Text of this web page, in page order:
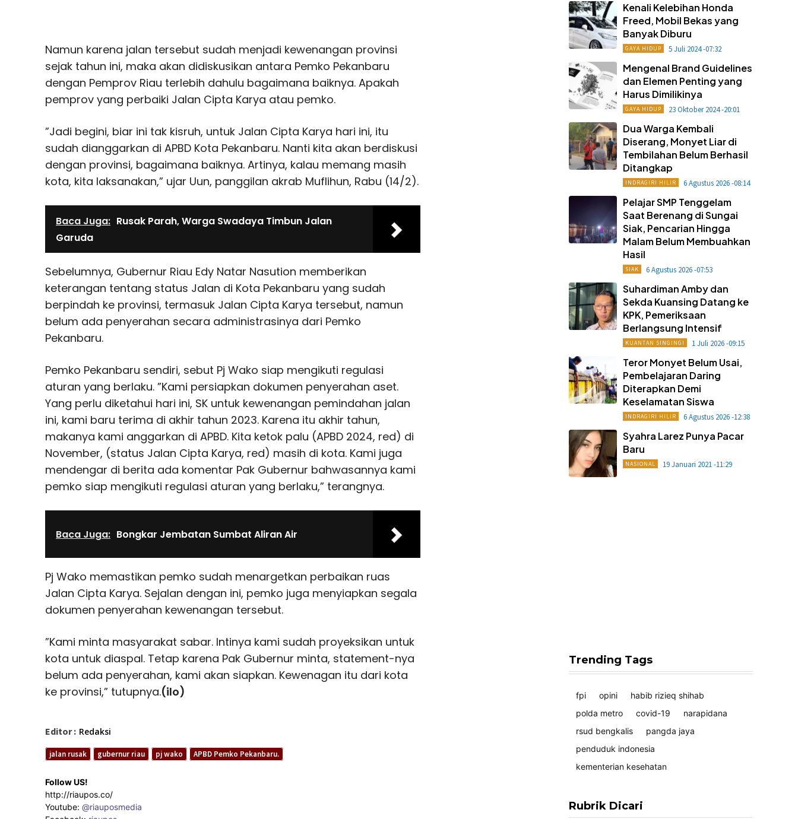
Namun karena jalan tersebut sudah menjadi kewenangan provinsi
sejak tahun ini, maka akan didiskusikan antara Pemko Pekanbaru
dengan Pemprov Riau terlebih dahulu bagaimana baiknya. Apakah
pemprov yang perbaiki Jalan Cipta Karya atau pemko.
”Jadi begini, biar ini tak kisruh, untuk Jalan Cipta Karya hari ini, itu
sudah dianggarkan di APBD Kota Pekanbaru. Nanti kita akan berdiskusi
dengan provinsi, bagaimana baiknya. Artinya, kalau memang masih
kota, kita laksanakan,” ujar Uun, panggilan akrab Muflihun, Rabu (14/2).
Baca Juga: Rusak Parah, Warga Swadaya Timbun Jalan
Garuda
Sebelumnya, Gubernur Riau Edy Natar Nasution memberikan
keterangan tentang status Jalan di Kota Pekanbaru yang sudah
berpindah ke provinsi, termasuk Jalan Cipta Karya tersebut, namun
belum ada penyerahan secara administrasinya dari Pemko
Pekanbaru.
Pemko Pekanbaru sendiri, sebut Pj Wako siap mengikuti regulasi
aturan yang berlaku. ”Kami persiapkan dokumen penyerahan aset.
Yang perlu diketahui hari ini, SK untuk kewenangan pemindahan jalan
ini, kami baru terima di akhir tahun 2023. Karena itu akhir tahun,
makanya kami anggarkan di APBD. Kita ketok palu (APBD 2024, red) di
November, (status Jalan Cipta Karya, red) masih di kota. Kami juga
mendengar di berita ada komentar Pak Gubernur bahwasannya kami
pemko siap mengikuti regulasi aturan yang berlaku,” terangnya.
Baca Juga: Bongkar Jembatan Sumbat Aliran Air
Pj Wako memastikan pemko sudah menargetkan perbaikan ruas
Jalan Cipta Karya. Sejalan dengan ini, pemko juga menyiapkan segala
dokumen penyerahan kewenangan tersebut.
”Kami minta masyarakat sabar. Intinya kami sudah proyeksikan untuk
kota untuk diaspal. Tetap karena Pak Gubernur minta, statement-nya
belum ada penyerahan, kami akan siapkan. Kewenagan itu dari kota
ke provinsi,” tutupnya.(ilo)
Editor : Redaksi
jalan rusak gubernur riau pj wako APBD Pemko Pekanbaru.
Follow US!
http://riaupos.co/
Youtube: @riauposmedia
Kenali Kelebihan Honda
Freed, Mobil Bekas yang
Banyak Diburu
GAYA HIDUP 5 Juli 2024 -07:32
Mengenal Brand Guidelines
dan Elemen Penting yang
Harus Dimilikinya
GAYA HIDUP 23 Oktober 2024 -20:01
Dua Warga Kembali
Diserang, Monyet Liar di
Tembilahan Belum Berhasil
Ditangkap
INDRAGIRI HILIR 6 Agustus 2026 -08:14
Pelajar SMP Tenggelam
Saat Berenang di Sungai
Siak, Pencarian Hingga
Malam Belum Membuahkan
Hasil
SIAK 6 Agustus 2026 -07:53
Suhardiman Amby dan
Sekda Kuansing Datang ke
KPK, Pemeriksaan
Berlangsung Intensif
KUANTAN SINGINGI 1 Juli 2026 -09:15
Teror Monyet Belum Usai,
Pembelajaran Daring
Diterapkan Demi
Keselamatan Siswa
INDRAGIRI HILIR 6 Agustus 2026 -12:38
Syahra Larez Punya Pacar
Baru
NASIONAL 19 Januari 2021 -11:29
Trending Tags
fpi opini
habib rizieq shihab
polda metro
covid-19
narapidana
rsud bengkalis
pangda jaya
penduduk indonesia
kementerian kesehatan
Rubrik Dicari